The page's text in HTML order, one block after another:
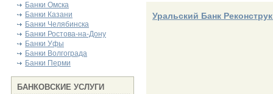
Банки Омска
Банки Казани
Банки Челябинска
Банки Ростова-на-Дону
Банки Уфы
Банки Волгограда
Банки Перми
БАНКОВСКИЕ УСЛУГИ
Уральский Банк